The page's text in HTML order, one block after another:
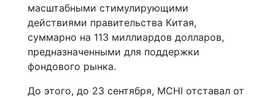
масштабными стимулирующими
действиями правительства Китая,
суммарно на 113 миллиардов долларов,
предназначенными для поддержки
фондового рынка.
До этого, до 23 сентября, MCHI отставал от